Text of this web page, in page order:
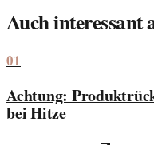
Auch interessant
01
Achtung:
bei Hitze